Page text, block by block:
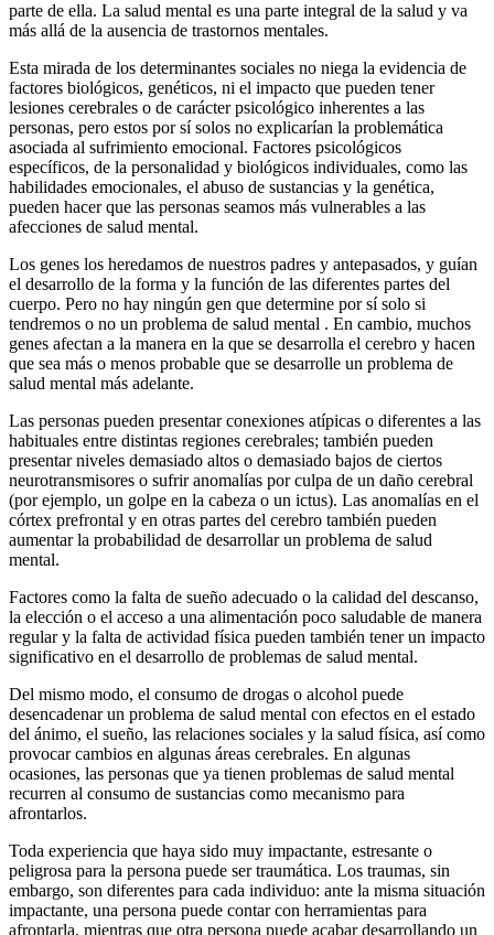
parte de ella. La salud mental es una parte integral de la salud y va
más allá de la ausencia de trastornos mentales.
Esta mirada de los determinantes sociales no niega la evidencia de
factores biológicos, genéticos, ni el impacto que pueden tener
lesiones cerebrales o de carácter psicológico inherentes a las
personas, pero estos por sí solos no explicarían la problemática
asociada al sufrimiento emocional. Factores psicológicos
específicos, de la personalidad y biológicos individuales, como las
habilidades emocionales, el abuso de sustancias y la genética,
pueden hacer que las personas seamos más vulnerables a las
afecciones de salud mental.
Los genes los heredamos de nuestros padres y antepasados, y guían
el desarrollo de la forma y la función de las diferentes partes del
cuerpo. Pero no hay ningún gen que determine por sí solo si
tendremos o no un problema de salud mental . En cambio, muchos
genes afectan a la manera en la que se desarrolla el cerebro y hacen
que sea más o menos probable que se desarrolle un problema de
salud mental más adelante.
Las personas pueden presentar conexiones atípicas o diferentes a las
habituales entre distintas regiones cerebrales; también pueden
presentar niveles demasiado altos o demasiado bajos de ciertos
neurotransmisores o sufrir anomalías por culpa de un daño cerebral
(por ejemplo, un golpe en la cabeza o un ictus). Las anomalías en el
córtex prefrontal y en otras partes del cerebro también pueden
aumentar la probabilidad de desarrollar un problema de salud
mental.
Factores como la falta de sueño adecuado o la calidad del descanso,
la elección o el acceso a una alimentación poco saludable de manera
regular y la falta de actividad física pueden también tener un impacto
significativo en el desarrollo de problemas de salud mental.
Del mismo modo, el consumo de drogas o alcohol puede
desencadenar un problema de salud mental con efectos en el estado
del ánimo, el sueño, las relaciones sociales y la salud física, así como
provocar cambios en algunas áreas cerebrales. En algunas
ocasiones, las personas que ya tienen problemas de salud mental
recurren al consumo de sustancias como mecanismo para
afrontarlos.
Toda experiencia que haya sido muy impactante, estresante o
peligrosa para la persona puede ser traumática. Los traumas, sin
embargo, son diferentes para cada individuo: ante la misma situación
impactante, una persona puede contar con herramientas para
afrontarla, mientras que otra persona puede acabar desarrollando un